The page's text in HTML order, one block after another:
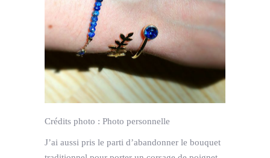
Crédits photo : Photo personnelle
J’ai aussi pris le parti d’abandonner le bouquet